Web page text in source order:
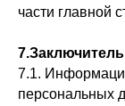
части главной
7.1.
персональных